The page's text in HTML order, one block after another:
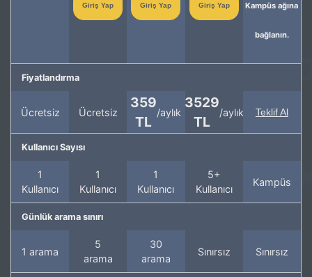
Giriş Yap Giriş Yap Giriş Yap Kampüs ağına
bağlanın.
Fiyatlandırma
Ücretsiz Ücretsiz
359
TL
/aylık
3529
TL
/aylık Teklif Al
Kullanıcı Sayısı
1
Kullanıcı
1
Kullanıcı
1
Kullanıcı
5+
Kullanıcı
Kampüs
Günlük arama sınırı
1 arama
5
arama
30
arama
Sınırsız Sınırsız